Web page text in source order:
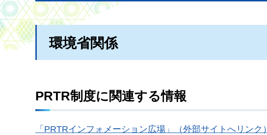
環境省関係
PRTR制度に関連する情報
「PRTRインフォメーション広場」（外部サイトへリンク）